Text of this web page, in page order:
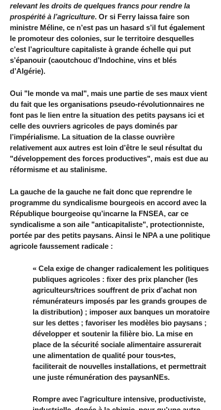
relevant les droits de quelques francs pour rendre la
prospérité à l’agriculture. Or si Ferry laissa faire son
ministre Méline, ce n’est pas un hasard s’il fut également
le promoteur des colonies, sur le territoire desquelles
c’est l’agriculture capitaliste à grande échelle qui put
s’épanouir (caoutchouc d’Indochine, vins et blés
d’Algérie).
Oui "le monde va mal", mais une partie de ses maux vient
du fait que les organisations pseudo-révolutionnaires ne
font pas le lien entre la situation des petits paysans ici et
celle des ouvriers agricoles de pays dominés par
l’impérialisme. La situation de la classe ouvrière
relativement aux autres est loin d’être le seul résultat du
"développement des forces productives", mais est due au
réformisme et au stalinisme.
La gauche de la gauche ne fait donc que reprendre le
programme du syndicalisme bourgeois en accord avec la
République bourgeoise qu’incarne la FNSEA, car ce
syndicalisme a son aile "anticapitaliste", protectionniste,
portée par des petits paysans. Ainsi le NPA a une politique
agricole faussement radicale :
« Cela exige de changer radicalement les politiques
publiques agricoles : fixer des prix plancher (les
agriculteurs/trices souffrent de prix d’achat non
rémunérateurs imposés par les grands groupes de
la distribution) ; imposer aux banques un moratoire
sur les dettes ; favoriser les modèles bio paysans ;
développer et soutenir la filière bio. La mise en
place de la sécurité sociale alimentaire assurerait
une alimentation de qualité pour tous•tes,
faciliterait de nouvelles installations, et permettrait
une juste rémunération des paysanNEs.
Rompre avec l’agriculture intensive, productiviste,